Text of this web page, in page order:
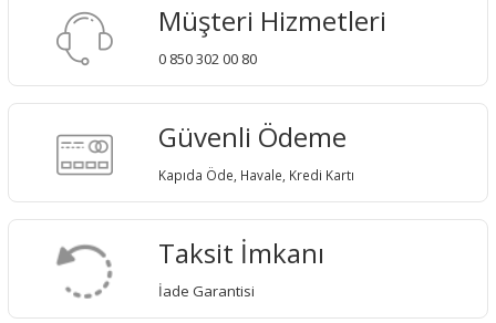
Müşteri Hizmetleri
0 850 302 00 80
Güvenli Ödeme
Kapıda Öde, Havale, Kredi Kartı
Taksit İmkanı
İade Garantisi